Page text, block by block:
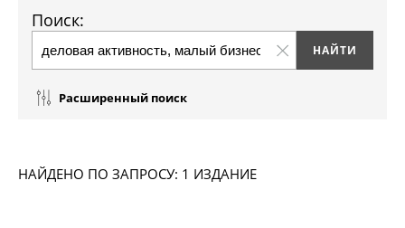
Поиск:
Расширенный поиск
НАЙДЕНО ПО ЗАПРОСУ: 1 ИЗДАНИЕ